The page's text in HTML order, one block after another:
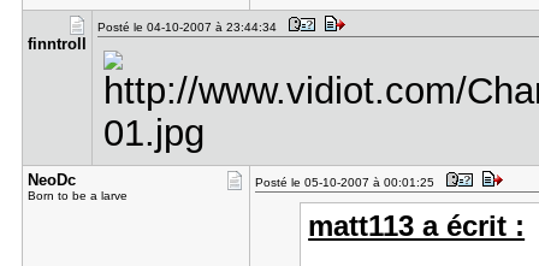
finntroll
Posté le 04-10-2007 à 23:44:34
NeoDc
Born to be a larve
Posté le 05-10-2007 à 00:01:25
matt113 a écrit :